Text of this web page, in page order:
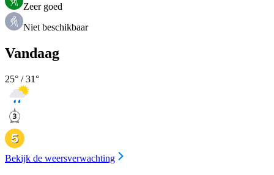
Zeer goed
Niet beschikbaar
Vandaag
25° /31°
Bekijk de weersverwachting